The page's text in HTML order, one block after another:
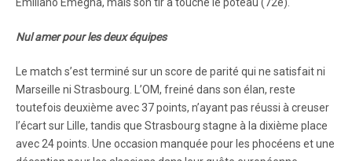
Emiliano Emegha, mais son tir a touché le poteau (72e).
Nul amer pour les deux équipes
Le match s’est terminé sur un score de parité qui ne satisfait ni
Marseille ni Strasbourg. L’OM, freiné dans son élan, reste
toutefois deuxième avec 37 points, n’ayant pas réussi à creuser
l’écart sur Lille, tandis que Strasbourg stagne à la dixième place
avec 24 points. Une occasion manquée pour les phocéens et une